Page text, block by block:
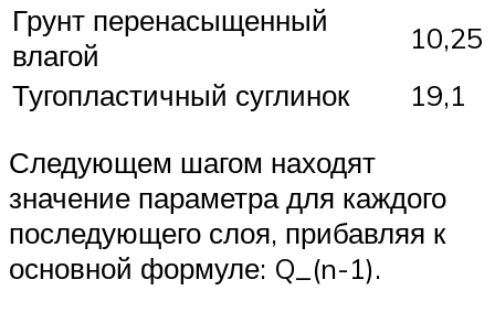
Грунт перенасыщенный
влагой
10,25
Тугопластичный суглинок
19,1
Следующем шагом находят
значение параметра для каждого
последующего слоя, прибавляя к
основной формуле: Q_(n-1).